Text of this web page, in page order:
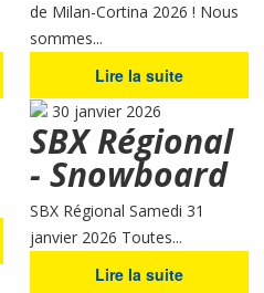
de Milan-Cortina 2026 ! Nous
sommes...
Lire la suite
30 janvier 2026
SBX Régional
- Snowboard
SBX Régional Samedi 31
janvier 2026 Toutes...
Lire la suite